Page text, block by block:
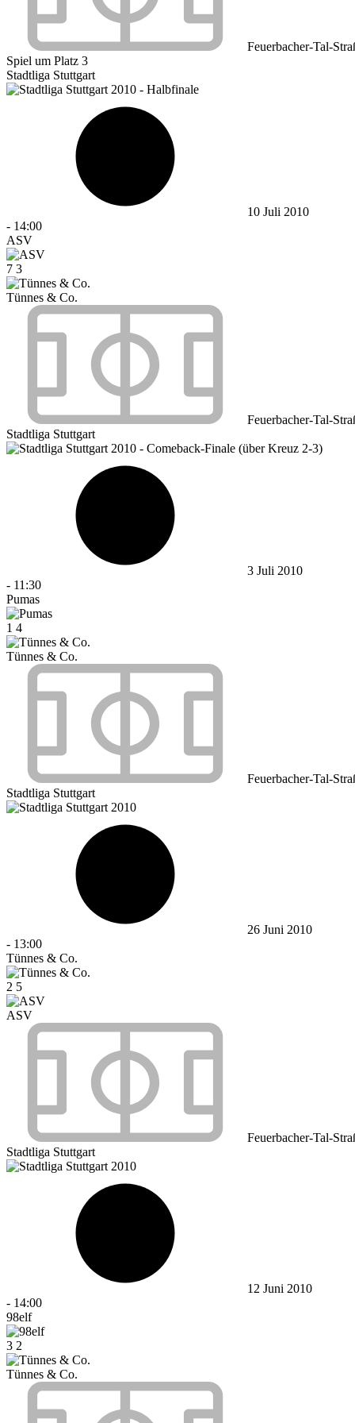
Feuerbacher-Tal-
Spiel um Platz 3
Stadtliga Stuttgart
10 Juli 2010
- 14:00
ASV
7 3
Tünnes & Co.
Feuerbacher-Tal-
Stadtliga Stuttgart
3 Juli 2010
- 11:30
Pumas
1 4
Tünnes & Co.
Feuerbacher-Tal-
Stadtliga Stuttgart
26 Juni 2010
- 13:00
Tünnes & Co.
2 5
ASV
Feuerbacher-Tal-
Stadtliga Stuttgart
12 Juni 2010
- 14:00
98elf
3 2
Tünnes & Co.